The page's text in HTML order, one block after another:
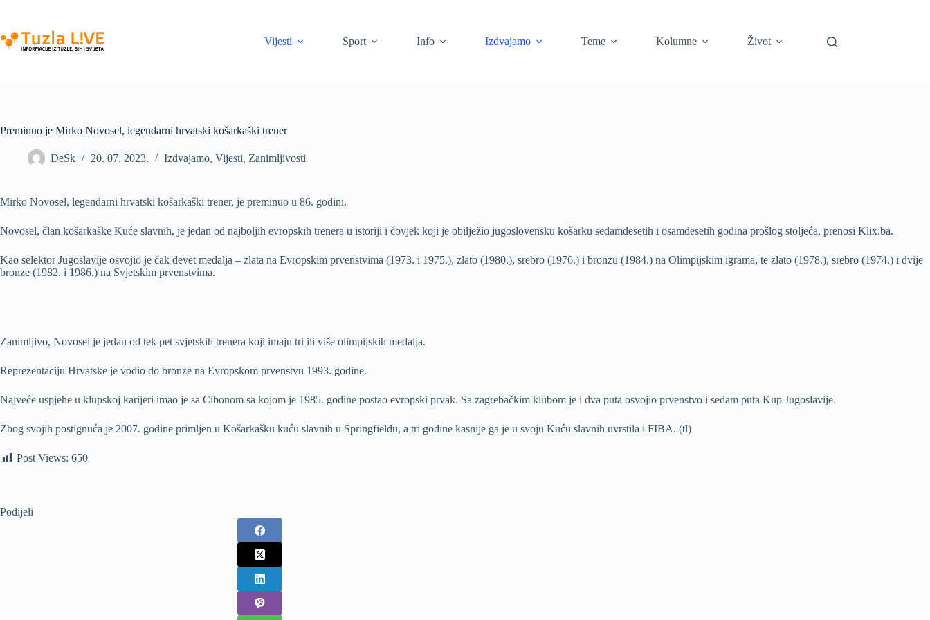
content
Vijesti
Sport Info Izdvajamo Teme Kolumne Život
Preminuo je Mirko Novosel, legendarni hrvatski košarkaški trener
DeSk 20. 07. 2023. Izdvajamo, Vijesti, Zanimljivosti
Mirko Novosel, legendarni hrvatski košarkaški trener, je preminuo u 86. godini.
Novosel, član košarkaške Kuće slavnih, je jedan od najboljih evropskih trenera u istoriji i čovjek koji je obilježio jugoslovensku košarku sedamdesetih i osamdesetih godina prošlog stoljeća, prenosi Klix.ba.
Kao selektor Jugoslavije osvojio je čak devet medalja – zlata na Evropskim prvenstvima (1973. i 1975.), zlato (1980.), srebro (1976.) i bronzu (1984.) na Olimpijskim igrama, te zlato (1978.), srebro (1974.) i dvije
bronze (1982. i 1986.) na Svjetskim prvenstvima.
Zanimljivo, Novosel je jedan od tek pet svjetskih trenera koji imaju tri ili više olimpijskih medalja.
Reprezentaciju Hrvatske je vodio do bronze na Evropskom prvenstvu 1993. godine.
Najveće uspjehe u klupskoj karijeri imao je sa Cibonom sa kojom je 1985. godine postao evropski prvak. Sa zagrebačkim klubom je i dva puta osvojio prvenstvo i sedam puta Kup Jugoslavije.
Zbog svojih postignuća je 2007. godine primljen u Košarkašku kuću slavnih u Springfieldu, a tri godine kasnije ga je u svoju Kuću slavnih uvrstila i FIBA. (tl)
Post Views: 650
Podijeli